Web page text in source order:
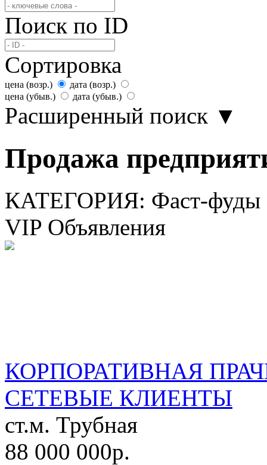
Поиск по ID
Сортировка
цена (возр.)
дата (возр.)
цена (убыв.)
дата (убыв.)
Расширенный поиск ▼
Продажа
КАТЕГОРИЯ: Фаст-фуды
VIP Объявления
КОРПОРАТИВНАЯ
СЕТЕВЫЕ КЛИЕНТЫ
ст.м. Трубная
88 000 000р.